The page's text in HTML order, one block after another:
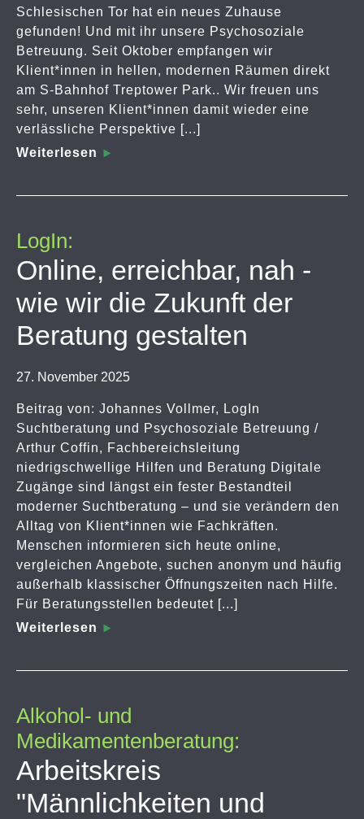
Schlesischen Tor hat ein neues Zuhause
gefunden! Und mit ihr unsere Psychosoziale
Betreuung. Seit Oktober empfangen wir
Klient*innen in hellen, modernen Räumen direkt
am S-Bahnhof Treptower Park.. Wir freuen uns
sehr, unseren Klient*innen damit wieder eine
verlässliche Perspektive [...]
Weiterlesen
LogIn:
Online, erreichbar, nah -
wie wir die Zukunft der
Beratung gestalten
27. November 2025
Beitrag von: Johannes Vollmer, LogIn
Suchtberatung und Psychosoziale Betreuung /
Arthur Coffin, Fachbereichsleitung
niedrigschwellige Hilfen und Beratung Digitale
Zugänge sind längst ein fester Bestandteil
moderner Suchtberatung – und sie verändern den
Alltag von Klient*innen wie Fachkräften.
Menschen informieren sich heute online,
vergleichen Angebote, suchen anonym und häufig
außerhalb klassischer Öffnungszeiten nach Hilfe.
Für Beratungsstellen bedeutet [...]
Weiterlesen
Alkohol- und
Medikamentenberatung:
Arbeitskreis
"Männlichkeiten und